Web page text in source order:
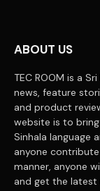
ABOUT US
TEC ROOM is a
news, feature
and product
website is to
Sinhala language
anyone
manner, anyone
and get the latest